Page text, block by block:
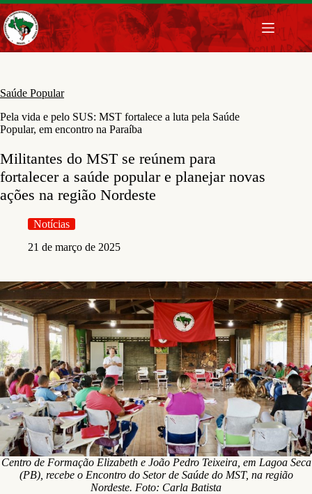
Pular
para
o
conteúdo
Saúde Popular
Pela vida e pelo SUS: MST fortalece a luta pela Saúde
Popular, em encontro na Paraíba
Militantes do MST se reúnem para
fortalecer a saúde popular e planejar novas
ações na região Nordeste
Notícias
21 de março de 2025
Centro de Formação Elizabeth e João Pedro Teixeira, em Lagoa Seca
(PB), recebe o Encontro do Setor de Saúde do MST, na região
Nordeste. Foto: Carla Batista